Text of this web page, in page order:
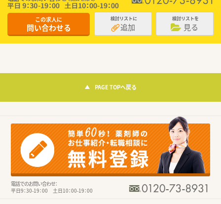
この求人に
問い合わせる
検討リストに
追加
検討リストを
見る
PAGE TOPへ戻る
電話でのお問い合わせ：
平日9：30-19：00 土日10：00-19：00